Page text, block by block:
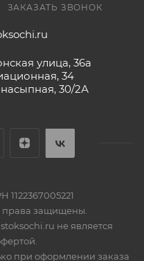
ЗАКАЗАТЬ ЗВОНОК
улица, 36а
34
30/2А
1122367005221
права защищены.
не является
при оформлении заказа